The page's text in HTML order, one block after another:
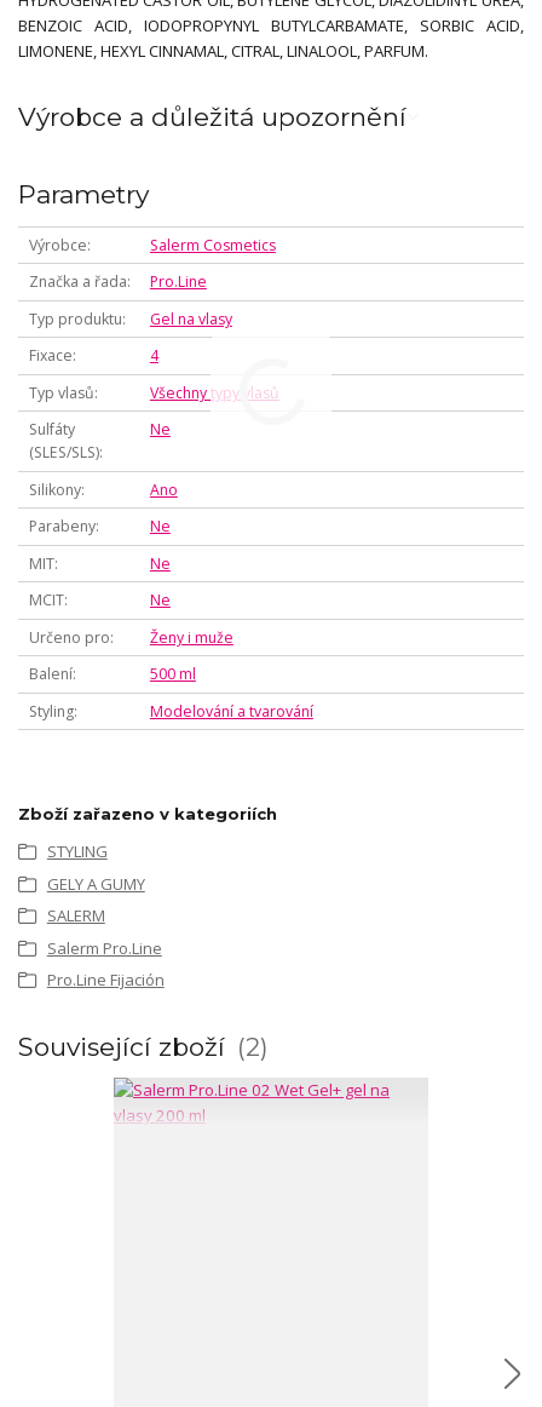
BENZOIC ACID, IODOPROPYNYL BUTYLCARBAMATE, SORBIC ACID,
LIMONENE, HEXYL CINNAMAL, CITRAL, LINALOOL, PARFUM.
Výrobce a důležitá upozornění
Parametry
Výrobce
Salerm Cosmetics
Značka a řada
Pro.Line
Typ produktu
Gel na vlasy
Fixace
4
Typ vlasů
Všechny typy vlasů
Sulfáty
(SLES/SLS)
Ne
Silikony
Ano
Parabeny
Ne
MIT
Ne
MCIT
Ne
Určeno pro
Ženy i muže
Balení
500 ml
Styling
Modelování a tvarování
Zboží zařazeno v kategoriích
STYLING
GELY A GUMY
SALERM
Salerm Pro.Line
Pro.Line Fijación
Související zboží 2